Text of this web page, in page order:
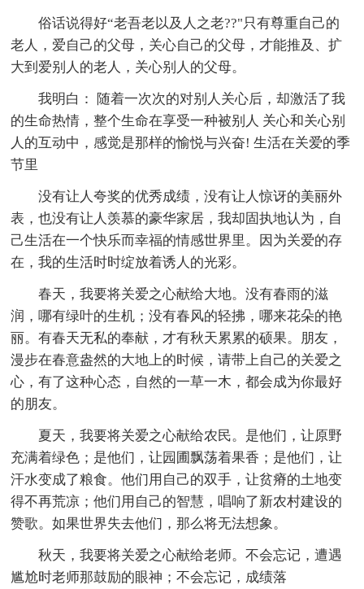
俗话说得好“老吾老以及人之老??"只有尊重自己的
老人，爱自己的父母，关心自己的父母，才能推及、扩
大到爱别人的老人，关心别人的父母。
我明白： 随着一次次的对别人关心后，却激活了我
的生命热情，整个生命在享受一种被别人 关心和关心别
人的互动中，感觉是那样的愉悦与兴奋! 生活在关爱的季
节里
没有让人夸奖的优秀成绩，没有让人惊讶的美丽外
表，也没有让人羡慕的豪华家居，我却固执地认为，自
己生活在一个快乐而幸福的情感世界里。因为关爱的存
在，我的生活时时绽放着诱人的光彩。
春天，我要将关爱之心献给大地。没有春雨的滋
润，哪有绿叶的生机；没有春风的轻拂，哪来花朵的艳
丽。有春天无私的奉献，才有秋天累累的硕果。朋友，
漫步在春意盎然的大地上的时候，请带上自己的关爱之
心，有了这种心态，自然的一草一木，都会成为你最好
的朋友。
夏天，我要将关爱之心献给农民。是他们，让原野
充满着绿色；是他们，让园圃飘荡着果香；是他们，让
汗水变成了粮食。他们用自己的双手，让贫瘠的土地变
得不再荒凉；他们用自己的智慧，唱响了新农村建设的
赞歌。如果世界失去他们，那么将无法想象。
秋天，我要将关爱之心献给老师。不会忘记，遭遇
尴尬时老师那鼓励的眼神；不会忘记，成绩落